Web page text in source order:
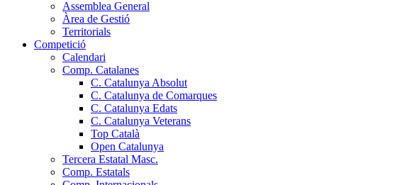
Assemblea General
Àrea de Gestió
Territorials
Competició
Calendari
Comp. Catalanes
C. Catalunya Absolut
C. Catalunya de Comarques
C. Catalunya Edats
C. Catalunya Veterans
Top Català
Open Catalunya
Tercera Estatal Masc.
Comp. Estatals